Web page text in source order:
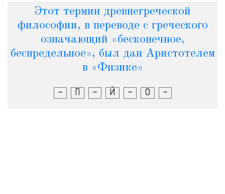
Этот термин древнегреческой
философии, в переводе с греческого
означающий «бесконечное,
беспредельное», был дан Аристотелем
в «Физике»
- П - Й - О -